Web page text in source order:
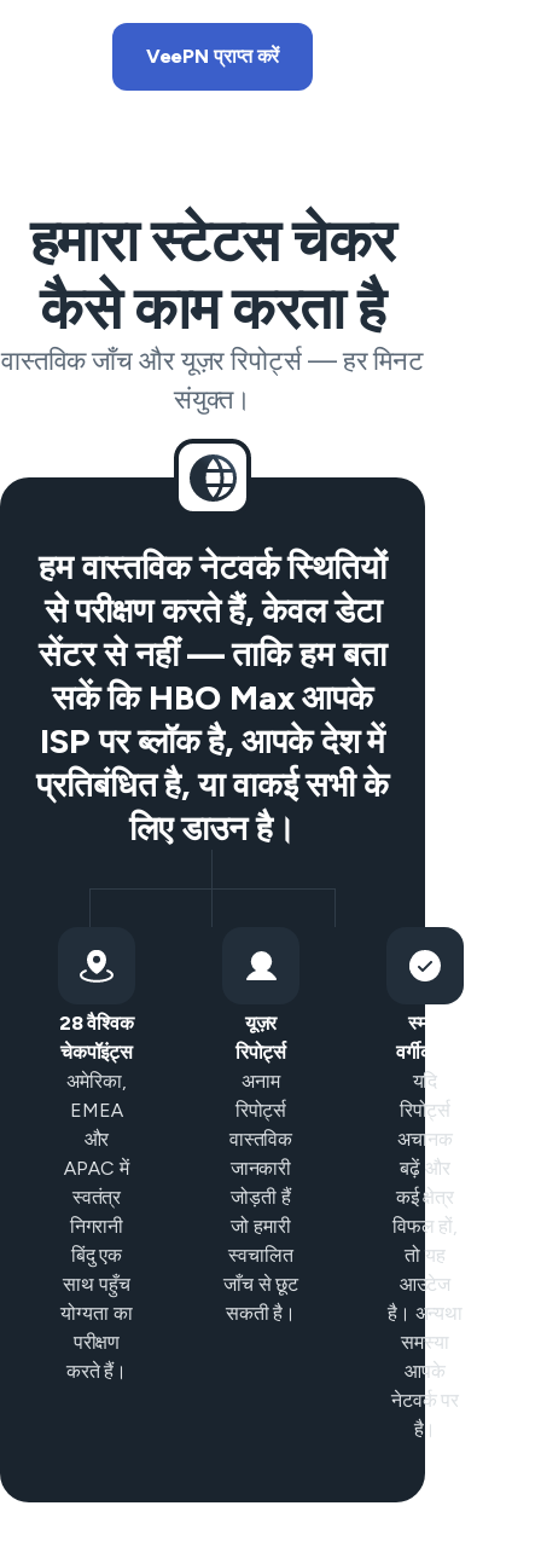
VeePN प्राप्त करें
हमारा स्टेटस चेकर
कैसे काम करता है
वास्तविक जाँच और यूज़र रिपोर्ट्स — हर मिनट
संयुक्त।
हम वास्तविक नेटवर्क स्थितियों
से परीक्षण करते हैं, केवल डेटा
सेंटर से नहीं — ताकि हम बता
सकें कि HBO Max आपके
ISP पर ब्लॉक है, आपके देश में
प्रतिबंधित है, या वाकई सभी के
लिए डाउन है।
28 वैश्विक
चेकपॉइंट्स
अमेरिका,
EMEA
और
APAC में
स्वतंत्र
निगरानी
बिंदु एक
साथ पहुँच
योग्यता का
परीक्षण
करते हैं।
यूज़र
रिपोर्ट्स
अनाम
रिपोर्ट्स
वास्तविक
जानकारी
जोड़ती हैं
जो हमारी
स्वचालित
जाँच से छूट
सकती है।
स्मार्ट
वर्गीकरण
यदि
रिपोर्ट्स
अचानक
बढ़ें और
कई क्षेत्र
विफल हों,
तो यह
आउटेज
है। अन्यथा
समस्या
आपके
नेटवर्क पर
है।